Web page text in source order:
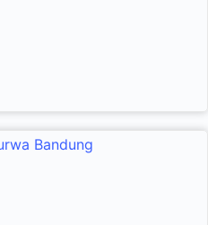
Bandung